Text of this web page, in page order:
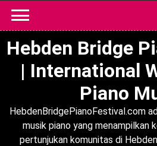
content
Hebden Bridge
| International
Piano
HebdenBridgePianoFestival.com
musik piano yang menampilkan
pertunjukan komunitas di